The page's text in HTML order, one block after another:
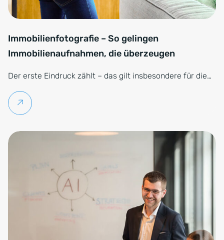
Immobilienfotografie – So gelingen
Immobilienaufnahmen, die überzeugen
Der erste Eindruck zählt – das gilt insbesondere für die…
Weiterlesen